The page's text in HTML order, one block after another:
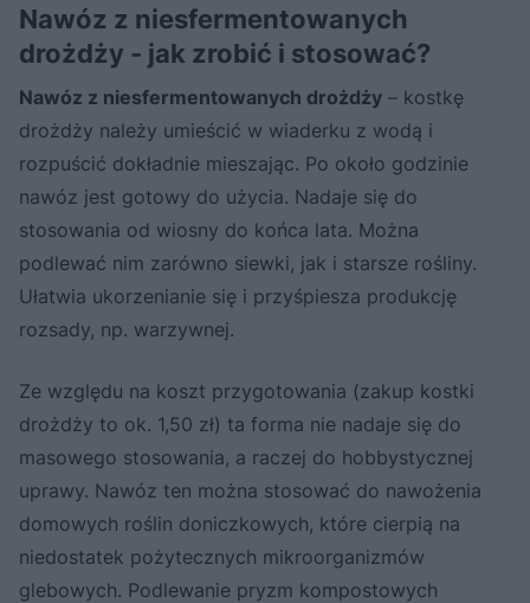
Nawóz z niesfermentowanych
drożdży - jak zrobić i stosować?
Nawóz z niesfermentowanych drożdży – kostkę
drożdży należy umieścić w wiaderku z wodą i
rozpuścić dokładnie mieszając. Po około godzinie
nawóz jest gotowy do użycia. Nadaje się do
stosowania od wiosny do końca lata. Można
podlewać nim zarówno siewki, jak i starsze rośliny.
Ułatwia ukorzenianie się i przyśpiesza produkcję
rozsady, np. warzywnej.
Ze względu na koszt przygotowania (zakup kostki
drożdży to ok. 1,50 zł) ta forma nie nadaje się do
masowego stosowania, a raczej do hobbystycznej
uprawy. Nawóz ten można stosować do nawożenia
domowych roślin doniczkowych, które cierpią na
niedostatek pożytecznych mikroorganizmów
glebowych. Podlewanie pryzm kompostowych